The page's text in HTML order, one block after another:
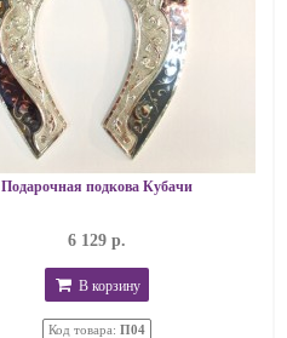
Подарочная подкова Кубачи
6 129 р.
В корзину
Код товара: П04